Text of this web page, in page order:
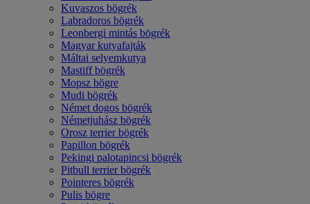
Kuvaszos bögrék
Labradoros bögrék
Leonbergi mintás bögrék
Magyar kutyafajták
Máltai selyemkutya
Mastiff bögrék
Mopsz bögre
Mudi bögrék
Német dogos bögrék
Németjuhász bögrék
Orosz terrier bögrék
Papillon bögrék
Pekingi palotapincsi bögrék
Pitbull terrier bögrék
Pointeres bögrék
Pulis bögre